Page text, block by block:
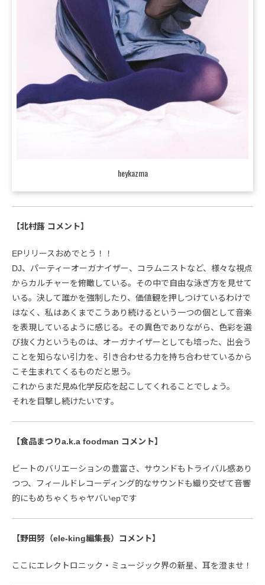
heykazma
【北村蕗 コメント】
EPリリースおめでとう！！
DJ、パーティーオーガナイザー、コラムニストなど、様々な視点
からカルチャーを俯瞰している。その中で自由な泳ぎ方を見せて
いる。決して誰かを強制したり、価値観を押しつけているわけで
はなく、私はあくまでこうあり続けるという一つの個として音楽
を表現しているように感じる。その異色でありながら、色彩を選
び抜く力というものは、オーガナイザーとしても培った、出会う
ことを知らない引力を、引き合わせる力を持ち合わせているから
こそ生まれてくるものだと思う。
これからまだ見ぬ化学反応を起こしてくれることでしょう。
それを目撃し続けたいです。
【食品まつりa.k.a foodman コメント】
ビートのバリエーションの豊富さ、サウンドもトライバル感あり
つつ、フィールドレコーディング的なサウンドも織り交ぜて音響
的にもめちゃくちゃヤバいepです
【野田努（ele-king編集長）コメント】
ここにエレクトロニック・ミュージック界の新星、耳を澄ませ！